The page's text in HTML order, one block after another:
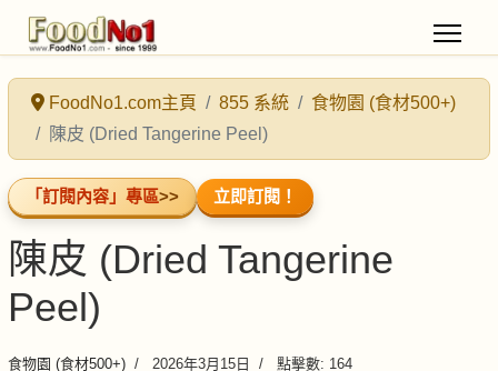
FoodNo1.com主頁 855 系統
食物園 (食材500+)
陳皮 (Dried Tangerine Peel)
「訂閱內容」專區>> 立即訂閱！
陳皮 (Dried Tangerine
Peel)
食物園 (食材500+) 2026年3月15日 點擊數: 164